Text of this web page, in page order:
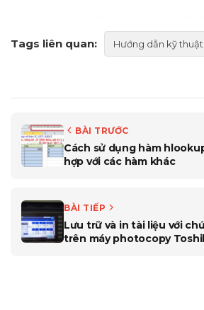
Tags liên quan: Hướng dẫn kỹ
BÀI TRƯỚC
Cách sử dụng hàm
hợp với các hàm khác
BÀI TIẾP
Lưu trữ và in tài liệu với
trên máy photocopy